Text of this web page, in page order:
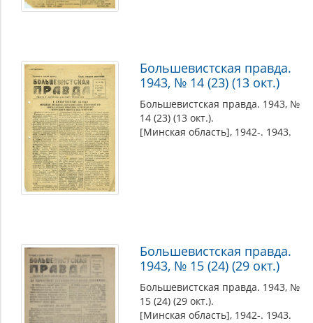
Большевистская правда.
1943, № 14 (23) (13 окт.)
Большевистская правда. 1943, №
14 (23) (13 окт.).
[Минская область], 1942-. 1943.
Большевистская правда.
1943, № 15 (24) (29 окт.)
Большевистская правда. 1943, №
15 (24) (29 окт.).
[Минская область], 1942-. 1943.